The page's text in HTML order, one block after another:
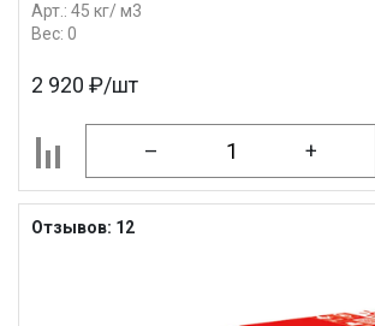
Арт.: 45 кг/ м3
Вес: 0
2 920 ₽/шт
– +
Отзывов: 12